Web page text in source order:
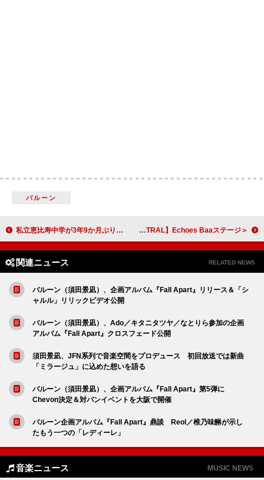
バルーン
私立恵比寿中学が3年9か月ぶりに登場 メジャーデビュー曲「仮契約のシンデレラ」を9人体制の特別バージョンで披露＜THE FIRST TAKE＞ ＜レポート＞“日本の響きを世界へ”――YOASOBIらが横浜赤レンガ倉庫に集結した2日間 【CENTRAL】Echoes Baaステージ
関連ニュース RELATED NEWS
バルーン（須田景凪）、企画アルバム『Fall Apart』リリース＆「シ
ャルル」リリックビデオ公開
バルーン（須田景凪）、Ado／キタニタツヤ／なとりら参加の企画
アルバム『Fall Apart』クロスフェード公開
須田景凪、JFN系列で音楽空間をプロデュース 初回放送では新曲
「ミラージュ」に込めた想いを語る
バルーン（須田景凪）、企画アルバム『Fall Apart』第5弾に
Chevon決定＆対バンイベントを大阪で開催
バルーン企画アルバム『Fall Apart』鼎談 Reol／椎乃味醂が示し
たもう一つの「レディーレ」
音楽ニュース MUSIC NEWS